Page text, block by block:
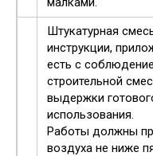
Штукатурная
инструкции,
есть с
строительной
выдержки
использования.
Работы должны
воздуха не ниже